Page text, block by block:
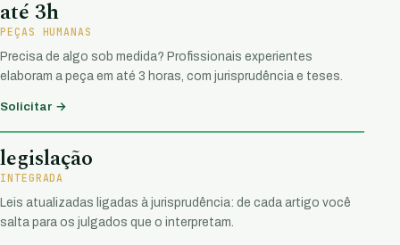
até 3h
PEÇAS HUMANAS
Precisa de algo sob medida? Profissionais experientes
elaboram a peça em até 3 horas, com jurisprudência e teses.
Solicitar →
legislação
INTEGRADA
Leis atualizadas ligadas à jurisprudência: de cada artigo você
salta para os julgados que o interpretam.